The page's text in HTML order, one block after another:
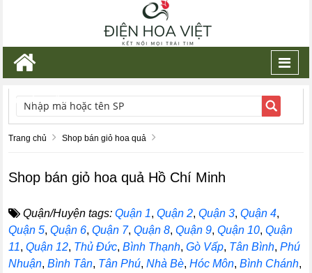
TÌM KIẾM
Trang chủ Shop bán giỏ hoa quả
Shop bán giỏ hoa quả Hồ Chí Minh
Quận/Huyện tags: Quận 1,Quận 2,Quận 3,Quận 4,
Quận 5,Quận 6,Quận 7,Quận 8,Quận 9,Quận 10,Quận
11,Quận 12, Thủ Đức,Bình Thạnh,Gò Vấp, Tân Bình,Phú
Nhuận,Bình Tân, Tân Phú,Nhà Bè,Hóc Môn,Bình Chánh,